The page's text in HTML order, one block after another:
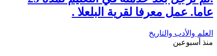
عاما. عمل معرفا لقرية البلعلا .
العلم والأدب والتاريخ
منذ أسبوعين